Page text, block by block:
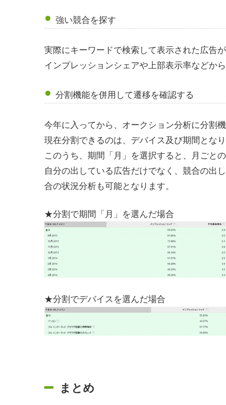
強い競合を探す
実際にキーワードで検索して表示された広告
インプレッションシェアや上部表示率などか
分割機能を併用して遷移を確認する
今年に入ってから、オークション分析に分割機
現在分割できるのは、デバイス及び期間となり
このうち、期間「月」を選択すると、月ごと
自分の出している広告だけでなく、競合の出
合の状況分析も可能となります。
★分割で期間「月」を選んだ場合
★分割でデバイスを選んだ場合
まとめ